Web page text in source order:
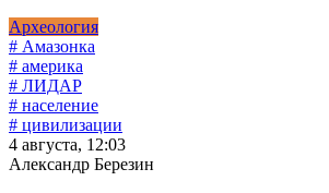
Археология
# Амазонка
# америка
# ЛИДАР
# население
# цивилизации
4 августа, 12:03
Александр Березин